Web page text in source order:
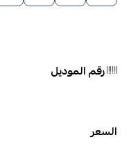
رقم الموديل
السعر